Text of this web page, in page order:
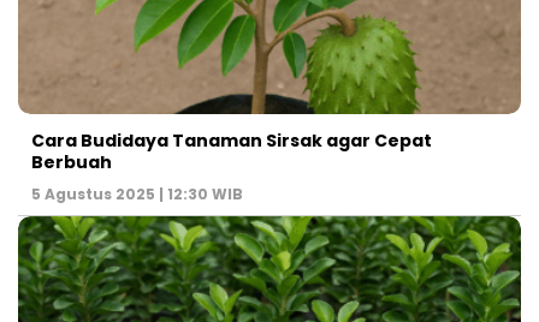
Cara Budidaya Tanaman Sirsak agar Cepat
Berbuah
5 Agustus 2025 | 12:30 WIB